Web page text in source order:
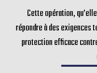
Cette opération,
répondre à des exigences
protection efficace